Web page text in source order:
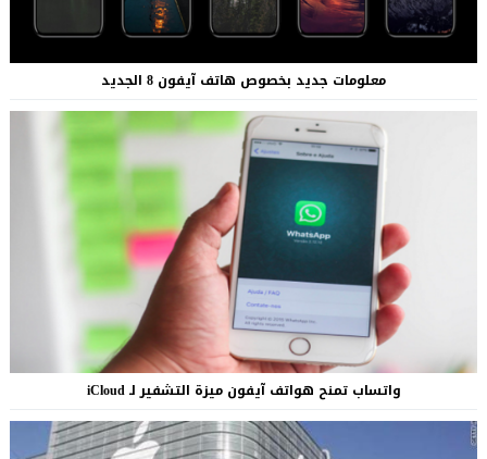
معلومات جديد بخصوص هاتف آيفون 8 الجديد
واتساب تمنح هواتف آيفون ميزة التشفير لـ iCloud